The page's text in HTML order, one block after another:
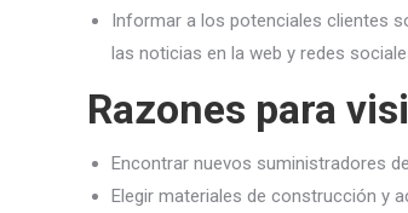
Informar a los potenciales clientes
las noticias en la web y redes
Razones para
Encontrar nuevos suministradores
Elegir materiales de construcción y